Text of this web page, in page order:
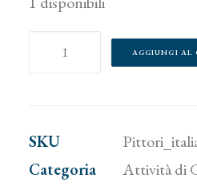
Pittori
AGGIUNGI AL
SKU
Categoria
Attività di